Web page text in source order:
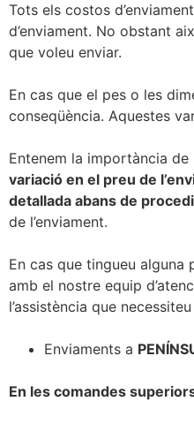
Tots els costos
d’enviament. No obstant
que voleu enviar.
En cas que el pes o les
conseqüència. Aquestes
Entenem la importància
variació en el preu de
detallada abans de
de l’enviament.
En cas que tingueu
amb el nostre equip
l’assistència que
Enviaments a
En les comandes